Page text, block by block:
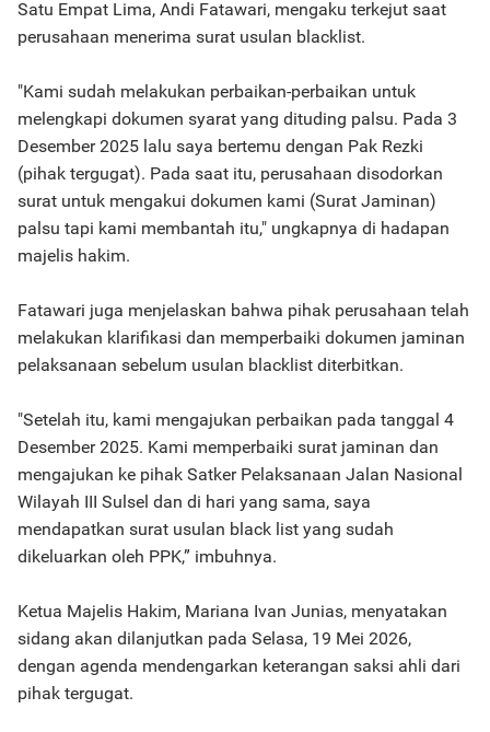
Satu Empat Lima, Andi Fatawari, mengaku terkejut saat
perusahaan menerima surat usulan blacklist.
"Kami sudah melakukan perbaikan-perbaikan untuk
melengkapi dokumen syarat yang dituding palsu. Pada 3
Desember 2025 lalu saya bertemu dengan Pak Rezki
(pihak tergugat). Pada saat itu, perusahaan disodorkan
surat untuk mengakui dokumen kami (Surat Jaminan)
palsu tapi kami membantah itu," ungkapnya di hadapan
majelis hakim.
Fatawari juga menjelaskan bahwa pihak perusahaan telah
melakukan klarifikasi dan memperbaiki dokumen jaminan
pelaksanaan sebelum usulan blacklist diterbitkan.
"Setelah itu, kami mengajukan perbaikan pada tanggal 4
Desember 2025. Kami memperbaiki surat jaminan dan
mengajukan ke pihak Satker Pelaksanaan Jalan Nasional
Wilayah III Sulsel dan di hari yang sama, saya
mendapatkan surat usulan black list yang sudah
dikeluarkan oleh PPK,” imbuhnya.
Ketua Majelis Hakim, Mariana Ivan Junias, menyatakan
sidang akan dilanjutkan pada Selasa, 19 Mei 2026,
dengan agenda mendengarkan keterangan saksi ahli dari
pihak tergugat.